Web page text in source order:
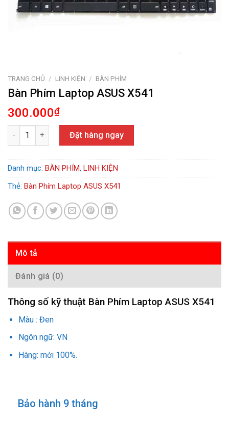
TRANG CHỦ / LINH KIỆN / BÀN PHÍM
Bàn Phím Laptop ASUS X541
300.000₫
Bàn Phím Laptop ASUS X541 số lượng
Đặt hàng ngay
Danh mục: BÀN PHÍM, LINH KIỆN
Thẻ: Bàn Phím Laptop ASUS X541
Mô tả
Đánh giá (0)
Thông số kỹ thuật Bàn Phím Laptop ASUS X541
Màu : Đen
Ngôn ngữ: VN
Hàng: mới 100%.
Bảo hành 9 tháng